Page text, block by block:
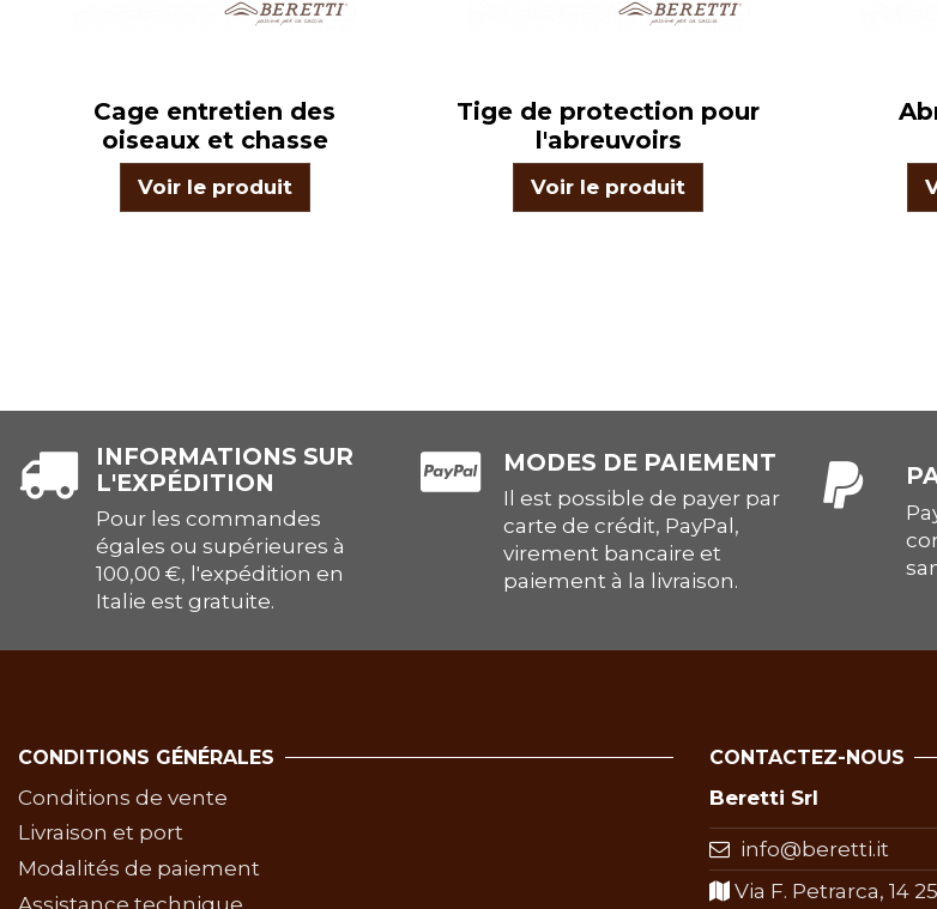
Cage entretien des
oiseaux et chasse
Voir le produit
Tige de protection pour
l'abreuvoirs
Voir le produit
INFORMATIONS SUR
L'EXPÉDITION
Pour les commandes
égales ou supérieures à
100,00 €, l'expédition en
Italie est gratuite.
MODES DE PAIEMENT
Il est possible de payer par
carte de crédit, PayPal,
virement bancaire et
paiement à la livraison.
CONDITIONS GÉNÉRALES
Conditions de vente
Livraison et port
Modalités de paiement
CONTACTEZ-NOUS
Beretti Srl
info@beretti.it
Via F. Petrarca, 14